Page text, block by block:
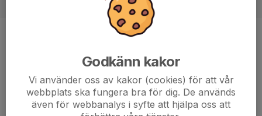
Godkänn kakor
Vi använder oss av kakor (cookies) för att vår
webbplats ska fungera bra för dig. De används
även för webbanalys i syfte att hjälpa oss att